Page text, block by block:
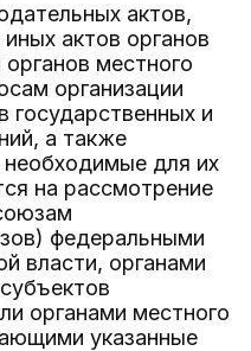
актов,
актов органов
местного
организации
государственных и
а также
для их
на рассмотрение
федеральными
власти, органами
органами местного
указанные